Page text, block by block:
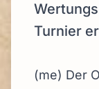
Turnier
(me) Der